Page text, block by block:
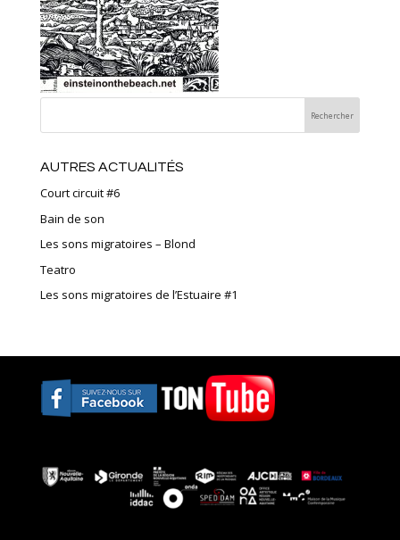
AUTRES ACTUALITÉS
Court circuit #6
Bain de son
Les sons migratoires – Blond
Teatro
Les sons migratoires de l’Estuaire #1